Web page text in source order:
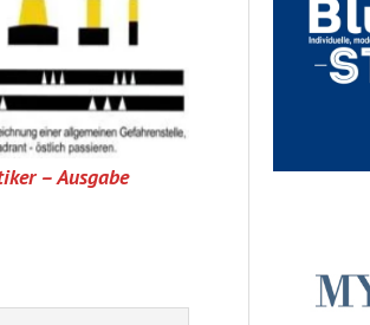
– Ausgabe